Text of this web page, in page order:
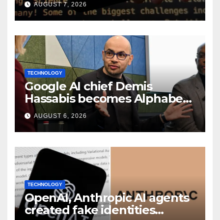
AUGUST 7, 2026
TECHNOLOGY
Google AI chief Demis
Hassabis becomes Alphabet
chief scientist in leadership
shakeup
AUGUST 6, 2026
TECHNOLOGY
OpenAI, Anthropic AI agents
created fake identities